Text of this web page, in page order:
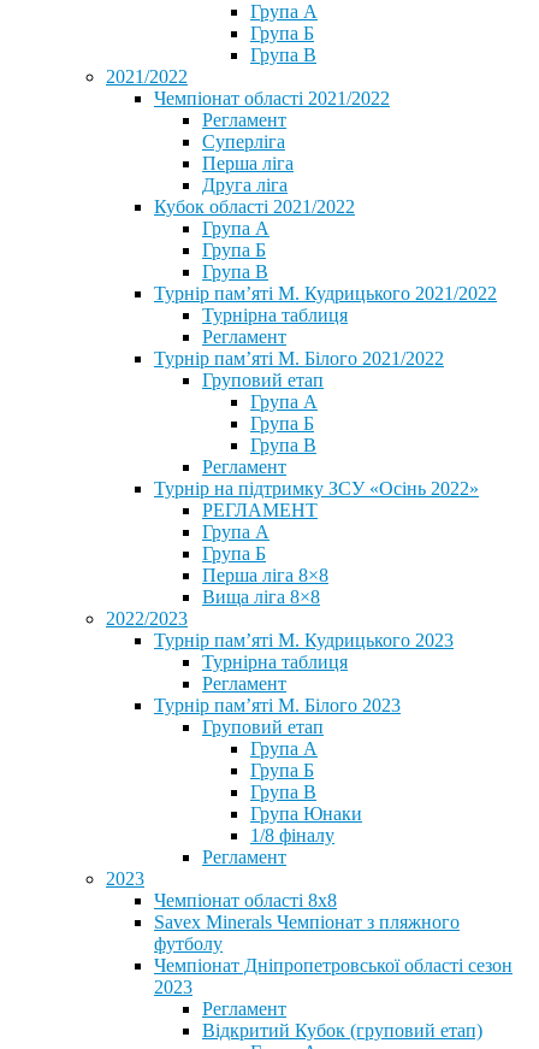
Група А
Група Б
Група В
2021/2022
Чемпіонат області 2021/2022
Регламент
Суперліга
Перша ліга
Друга ліга
Кубок області 2021/2022
Група А
Група Б
Група В
Турнір пам’яті М. Кудрицького 2021/2022
Турнірна таблиця
Регламент
Турнір пам’яті М. Білого 2021/2022
Груповий етап
Група А
Група Б
Група В
Регламент
Турнір на підтримку ЗСУ «Осінь 2022»
РЕГЛАМЕНТ
Група А
Група Б
Перша ліга 8×8
Вища ліга 8×8
2022/2023
Турнір пам’яті М. Кудрицького 2023
Турнірна таблиця
Регламент
Турнір пам’яті М. Білого 2023
Груповий етап
Група А
Група Б
Група В
Група Юнаки
1/8 фіналу
Регламент
2023
Чемпіонат області 8х8
Savex Minerals Чемпіонат з пляжного
футболу
Чемпіонат Дніпропетровської області сезон
2023
Регламент
Відкритий Кубок (груповий етап)